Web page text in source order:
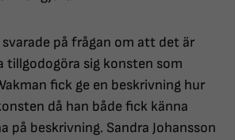
på frågan om att det är
tillgodogöra sig konsten som
fick ge en beskrivning hur
då han både fick känna
på beskrivning. Sandra Johansson